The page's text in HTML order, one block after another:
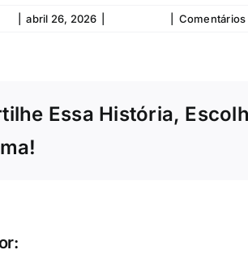
abril 26, 2026
Essa História,